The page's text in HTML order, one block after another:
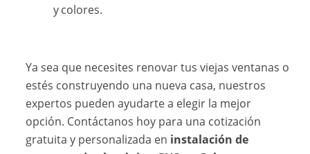
y colores.
Ya sea que necesites renovar tus viejas ventanas o
estés construyendo una nueva casa, nuestros
expertos pueden ayudarte a elegir la mejor
opción. Contáctanos hoy para una cotización
gratuita y personalizada en instalación de